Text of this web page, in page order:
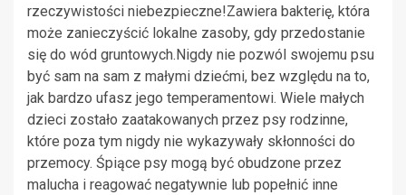
rzeczywistości niebezpieczne!Zawiera bakterię, która
może zanieczyścić lokalne zasoby, gdy przedostanie
się do wód gruntowych.Nigdy nie pozwól swojemu psu
być sam na sam z małymi dziećmi, bez względu na to,
jak bardzo ufasz jego temperamentowi. Wiele małych
dzieci zostało zaatakowanych przez psy rodzinne,
które poza tym nigdy nie wykazywały skłonności do
przemocy. Śpiące psy mogą być obudzone przez
malucha i reagować negatywnie lub popełnić inne